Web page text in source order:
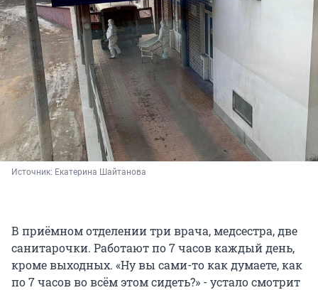
Источник: Екатерина Шайтанова
В приёмном отделении три врача, медсестра, две
санитарочки. Работают по 7 часов каждый день,
кроме выходных. «Ну вы сами-то как думаете, как
по 7 часов во всём этом сидеть?» - устало смотрит